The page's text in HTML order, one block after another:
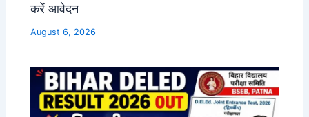
करें आवेदन
August 6, 2026